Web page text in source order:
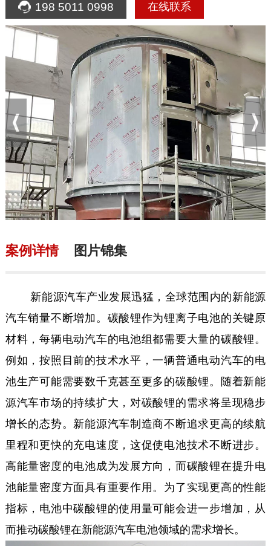
198 5011 0998 在线联系
案例详情 图片锦集
新能源汽车产业发展迅猛，全球范围内的新能源
汽车销量不断增加。碳酸锂作为锂离子电池的关键原
材料，每辆电动汽车的电池组都需要大量的碳酸锂。
例如，按照目前的技术水平，一辆普通电动汽车的电
池生产可能需要数千克甚至更多的碳酸锂。随着新能
源汽车市场的持续扩大，对碳酸锂的需求将呈现稳步
增长的态势。新能源汽车制造商不断追求更高的续航
里程和更快的充电速度，这促使电池技术不断进步。
高能量密度的电池成为发展方向，而碳酸锂在提升电
池能量密度方面具有重要作用。为了实现更高的性能
指标，电池中碳酸锂的使用量可能会进一步增加，从
而推动碳酸锂在新能源汽车电池领域的需求增长。